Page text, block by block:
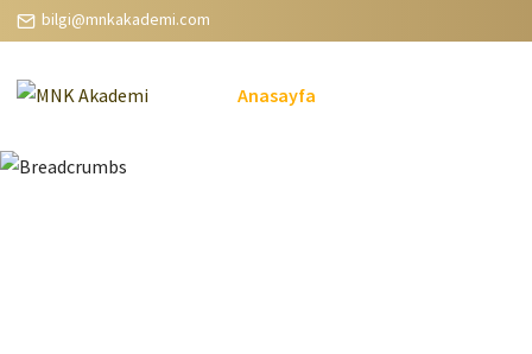
bilgi@mnkakademi.com
Anasayfa